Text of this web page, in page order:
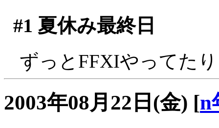
#1 夏休み最終日
ずっとFFXIやってた
2003年08月22日(金) [n